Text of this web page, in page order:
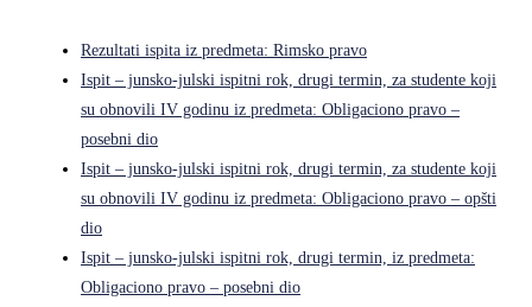
Rezultati ispita iz predmeta: Rimsko pravo
Ispit – junsko-julski ispitni rok, drugi termin, za studente koji
su obnovili IV godinu iz predmeta: Obligaciono pravo –
posebni dio
Ispit – junsko-julski ispitni rok, drugi termin, za studente koji
su obnovili IV godinu iz predmeta: Obligaciono pravo – opšti
dio
Ispit – junsko-julski ispitni rok, drugi termin, iz predmeta:
Obligaciono pravo – posebni dio